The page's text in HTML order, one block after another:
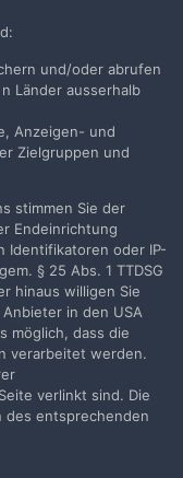
haben (zum
daß die
bei der Frage,
einstellen kann.
keine 70-mm-Kopie für
neulich is
den Kinos weltweit
Verleihern, ob sie ihn
die Möglichkeit, es zu
und/oder abrufen
Länder ausserhalb
Anzeigen- und
Zielgruppen und
stimmen Sie der
Endeinrichtung
Identifikatoren oder IP-
§ 25 Abs. 1 TTDSG
hinaus willigen Sie
in den USA
möglich, dass die
verarbeitet werden.
verlinkt sind. Die
des entsprechenden